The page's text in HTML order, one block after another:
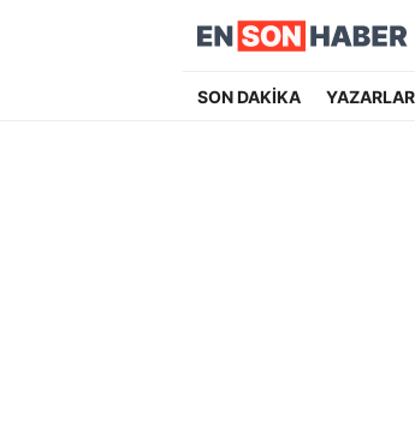
SON DAKİKA YAZARLAR